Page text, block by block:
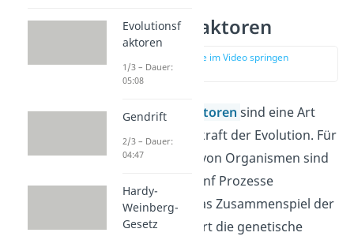
Evolutionsfaktoren
zur Stelle im Video springen
(03:26)
Die Evolutionsfaktoren sind eine Art
Motor bzw. Triebkraft der Evolution. Für
die Veränderung von Organismen sind
dabei vor allem fünf Prozesse
verantwortlich. Das Zusammenspiel der
Prozesse verändert die genetische
Evolutionsf
aktoren
1/3 – Dauer:
05:08
Gendrift
2/3 – Dauer:
04:47
Hardy-
Weinberg-
Gesetz